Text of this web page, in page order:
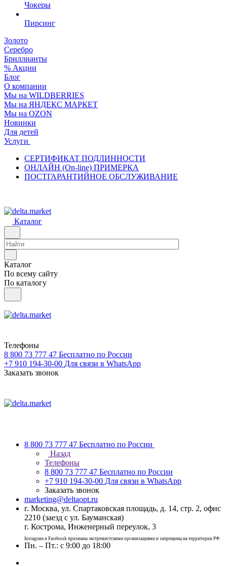
Чокеры
Пирсинг
Золото
Серебро
Бриллианты
% Акции
Блог
О компании
Мы на WILDBERRIES
Мы на ЯНДЕКС МАРКЕТ
Мы на OZON
Новинки
Для детей
Услуги
СЕРТИФИКАТ ПОДЛИННОСТИ
ОНЛАЙН (On-line) ПРИМЕРКА
ПОСТГАРАНТИЙНОЕ ОБСЛУЖИВАНИЕ
Каталог
Каталог
По всему сайту
По каталогу
Телефоны
8 800 73 777 47 Бесплатно по России
+7 910 194-30-00 Для связи в WhatsApp
Заказать звонок
8 800 73 777 47 Бесплатно по России
Назад
Телефоны
8 800 73 777 47 Бесплатно по России
+7 910 194-30-00 Для связи в WhatsApp
Заказать звонок
marketing@deltaopt.ru
г. Москва, ул. Спартаковская площадь, д. 14, стр. 2, офис
2210 (заезд с ул. Бауманская)
г. Кострома, Инженерный переулок, 3
Instagram и Facebook признаны экстремистскими организациями и запрещены на территории РФ.
Пн. – Пт.: с 9:00 до 18:00